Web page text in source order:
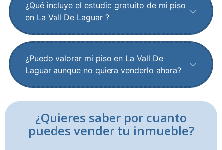
¿Qué incluye el estudio gratuito de mi piso
en La Vall De Laguar ?
¿Puedo valorar mi piso en La Vall De
Laguar aunque no quiera venderlo ahora?
¿Quieres saber por cuanto
puedes vender tu inmueble?